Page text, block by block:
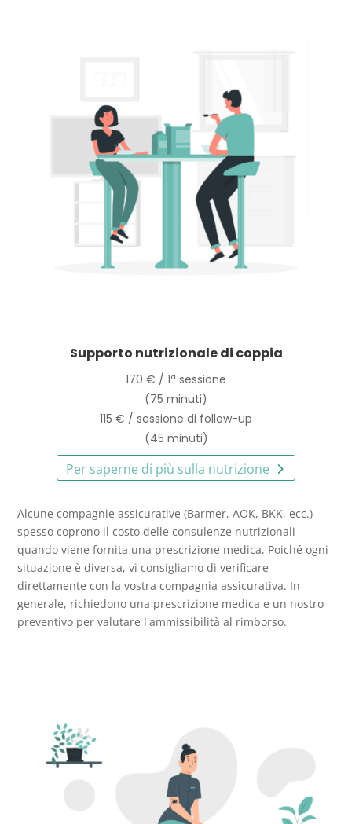
Supporto nutrizionale di coppia
170 € / 1ª sessione
(75 minuti)
115 € / sessione di follow-up
(45 minuti)
Per saperne di più sulla nutrizione
Alcune compagnie assicurative (Barmer, AOK, BKK, ecc.)
spesso coprono il costo delle consulenze nutrizionali
quando viene fornita una prescrizione medica. Poiché ogni
situazione è diversa, vi consigliamo di verificare
direttamente con la vostra compagnia assicurativa. In
generale, richiedono una prescrizione medica e un nostro
preventivo per valutare l'ammissibilità al rimborso.